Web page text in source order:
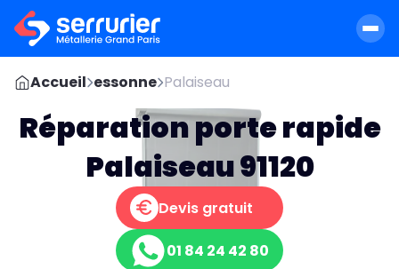
Accueil essonne Palaiseau
Réparation porte rapide
Palaiseau 91120
Devis gratuit
01 84 24 42 80